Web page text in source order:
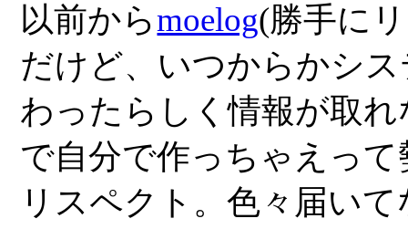
以前からmoelog(勝手に
だけど、いつからかシ
わったらしく情報が取
で自分で作っちゃえっ
リスペクト。色々届い